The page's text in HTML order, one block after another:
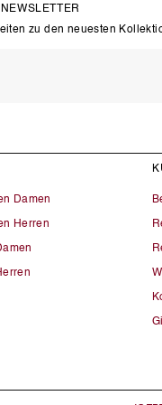
zu den neuesten
Damen
Herren